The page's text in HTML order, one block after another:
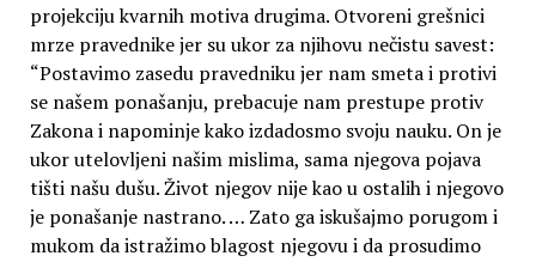
projekciju kvarnih motiva drugima. Otvoreni grešnici
mrze pravednike jer su ukor za njihovu nečistu savest:
“Postavimo zasedu pravedniku jer nam smeta i protivi
se našem ponašanju, prebacuje nam prestupe protiv
Zakona i napominje kako izdadosmo svoju nauku. On je
ukor utelovljeni našim mislima, sama njegova pojava
tišti našu dušu. Život njegov nije kao u ostalih i njegovo
je ponašanje nastrano. … Zato ga iskušajmo porugom i
mukom da istražimo blagost njegovu i da prosudimo